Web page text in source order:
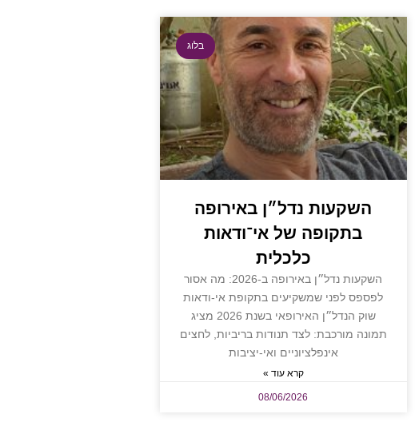
בלוג
השקעות נדל״ן באירופה
בתקופה של אי־ודאות
כלכלית
השקעות נדל״ן באירופה ב-2026: מה אסור
לפספס לפני שמשקיעים בתקופת אי-ודאות
שוק הנדל״ן האירופאי בשנת 2026 מציג
תמונה מורכבת: לצד תנודות בריביות, לחצים
אינפלציוניים ואי-יציבות
קרא עוד »
08/06/2026